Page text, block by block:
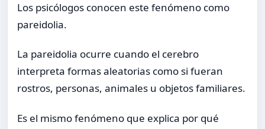
Los psicólogos conocen este fenómeno como
pareidolia.
La pareidolia ocurre cuando el cerebro
interpreta formas aleatorias como si fueran
rostros, personas, animales u objetos familiares.
Es el mismo fenómeno que explica por qué